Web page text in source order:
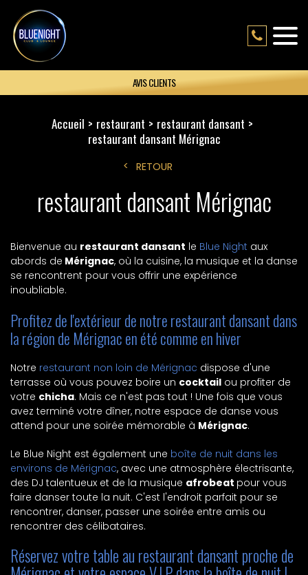
AVIS CLIENTS
Accueil restaurant
restaurant dansant
restaurant dansant Mérignac
RETOUR
restaurant dansant Mérignac
Bienvenue au restaurant dansant le Blue Night aux
abords de Mérignac, où la cuisine, la musique et la danse
se rencontrent pour vous offrir une expérience
inoubliable.
Profitez de l'extérieur de notre restaurant dansant dans
la région de Mérignac en été comme en hiver
Notre restaurant non loin de Mérignac dispose d'une
terrasse où vous pouvez boire un cocktail ou profiter de
votre chicha. Mais ce n'est pas tout ! Une fois que vous
avez terminé votre dîner, notre espace de danse vous
attend pour une soirée mémorable à Mérignac.
Le Blue Night est également une boîte de nuit dans les
environs de Mérignac, avec une atmosphère électrisante,
des DJ talentueux et de la musique afrobeat pour vous
faire danser toute la nuit. C'est l'endroit parfait pour se
rencontrer, danser, passer une soirée entre amis ou
rencontrer des célibataires.
Réservez votre table au restaurant dansant proche de